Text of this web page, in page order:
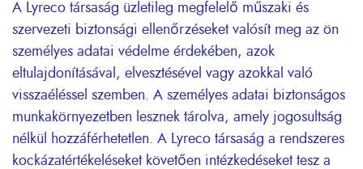
A Lyreco társaság üzletileg megfelelő műszaki és
szervezeti biztonsági ellenőrzéseket valósít meg az ön
személyes adatai védelme érdekében, azok
eltulajdonításával, elvesztésével vagy azokkal való
visszaéléssel szemben. A személyes adatai biztonságos
munkakörnyezetben lesznek tárolva, amely jogosultság
nélkül hozzáférhetetlen. A Lyreco társaság a rendszeres
kockázatértékeléseket követően intézkedéseket tesz a